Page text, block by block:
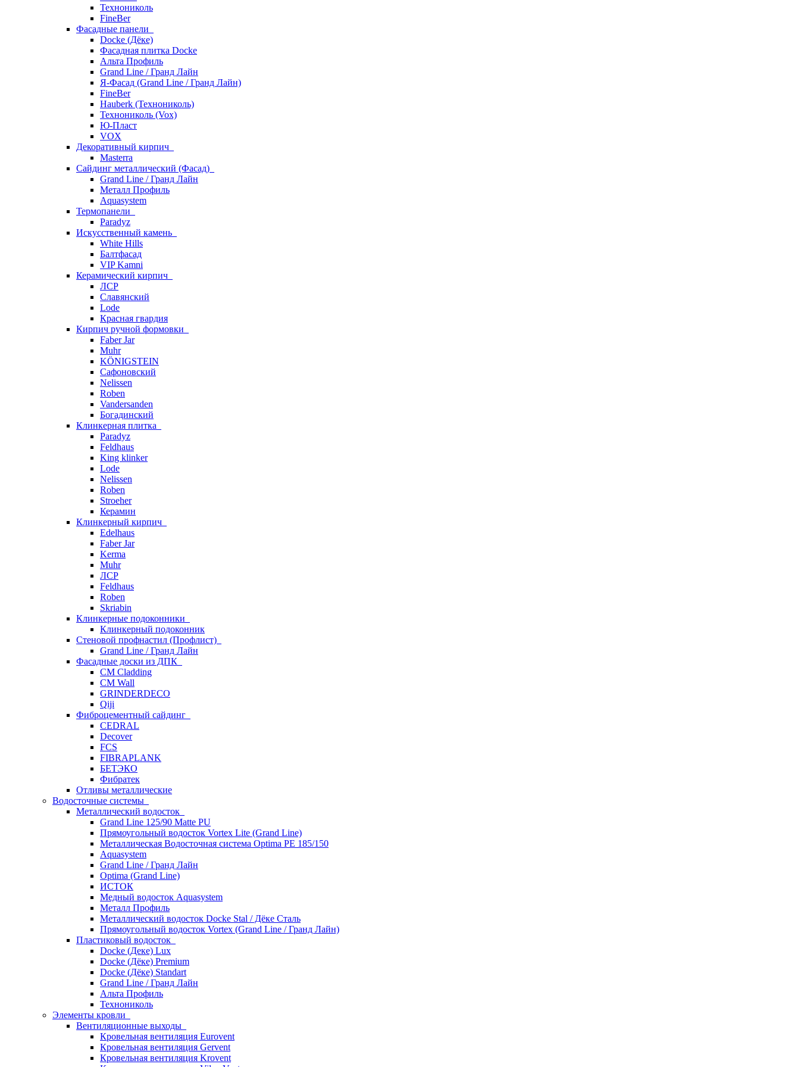
Технониколь
FineBer
Фасадные панели
Docke (Дёке)
Фасадная плитка Docke
Альта Профиль
Grand Line / Гранд Лайн
Я-Фасад (Grand Line / Гранд Лайн)
FineBer
Hauberk (Технониколь)
Технониколь (Vox)
Ю-Пласт
VOX
Декоративный кирпич
Masterra
Сайдинг металлический (Фасад)
Grand Line / Гранд Лайн
Металл Профиль
Aquasystem
Термопанели
Paradyz
Искусственный камень
White Hills
Балтфасад
VIP Kamni
Керамический кирпич
ЛСР
Славянский
Lode
Красная гвардия
Кирпич ручной формовки
Faber Jar
Muhr
KÖNIGSTEIN
Сафоновский
Nelissen
Roben
Vandersanden
Богадинский
Клинкерная плитка
Paradyz
Feldhaus
King klinker
Lode
Nelissen
Roben
Stroeher
Керамин
Клинкерный кирпич
Edelhaus
Faber Jar
Kerma
Muhr
ЛСР
Feldhaus
Roben
Skriabin
Клинкерные подоконники
Клинкерный подоконник
Стеновой профнастил (Профлист)
Grand Line / Гранд Лайн
Фасадные доски из ДПК
CM Cladding
CM Wall
GRINDERDECO
Qiji
Фиброцементный сайдинг
CEDRAL
Decover
FCS
FIBRAPLANK
БЕТЭКО
Фибратек
Отливы металлические
Водосточные системы
Металлический водосток
Grand Line 125/90 Matte PU
Прямоугольный водосток Vortex Lite (Grand Line)
Металлическая Водосточная система Optima PE 185/150
Aquasystem
Grand Line / Гранд Лайн
Optima (Grand Line)
ИСТОК
Медный водосток Aquasystem
Металл Профиль
Металлический водосток Docke Stal / Дёке Сталь
Прямоугольный водосток Vortex (Grand Line / Гранд Лайн)
Пластиковый водосток
Docke (Деке) Lux
Docke (Дёке) Premium
Docke (Дёке) Standart
Grand Line / Гранд Лайн
Альта Профиль
Технониколь
Элементы кровли
Вентиляционные выходы
Кровельная вентиляция Eurovent
Кровельная вентиляция Gervent
Кровельная вентиляция Krovent